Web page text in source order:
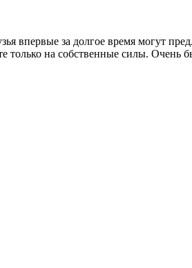
впервые за долгое время могут
на собственные силы. Очень